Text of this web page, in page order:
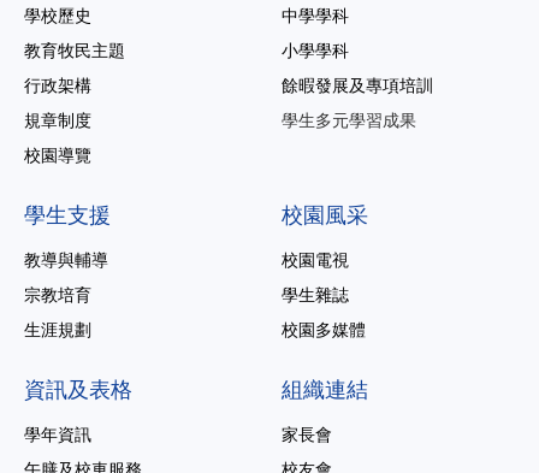
學校歷史
教育牧民主題
行政架構
規章制度
校園導覽
中學學科
小學學科
餘暇發展及專項培訓
學生多元學習成果
學生支援
教導與輔導
宗教培育
生涯規劃
校園風采
校園電視
學生雜誌
校園多媒體
資訊及表格
學年資訊
午膳及校車服務
組織連結
家長會
校友會